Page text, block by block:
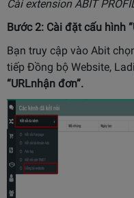
Cài extension ABIT
Bước 2: Cài đặt cấu hình
Bạn truy cập vào Abit
tiếp Đồng bộ Website,
“URLnhận đơn”.